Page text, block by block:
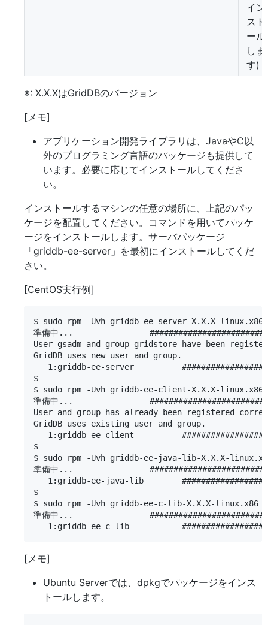
イン
スト
ール
しま
す)
※: X.X.XはGridDBのバージョン
[メモ]
アプリケーション開発ライブラリは、JavaやC以
外のプログラミング言語のパッケージも提供して
います。必要に応じてインストールしてくださ
い。
インストールするマシンの任意の場所に、上記のパッ
ケージを配置してください。コマンドを用いてパッケ
ージをインストールします。サーバパッケージ
「griddb-ee-server」を最初にインストールしてくだ
さい。
[CentOS実行例]
$ sudo rpm -Uvh griddb-ee-server-X.X.X-
準備中...
User gsadm and group gridstore have been
GridDB uses new user and group.
1:griddb-ee-server
$
$ sudo rpm -Uvh griddb-ee-client-X.X.X-
準備中...
User and group has already been registered
GridDB uses existing user and group.
1:griddb-ee-client
$
$ sudo rpm -Uvh griddb-ee-java-lib-X.X.X-
準備中...
1:griddb-ee-java-lib
$
$ sudo rpm -Uvh griddb-ee-c-lib-X.X.X-
準備中...
[メモ]
Ubuntu Serverでは、dpkgでパッケージをインス
トールします。